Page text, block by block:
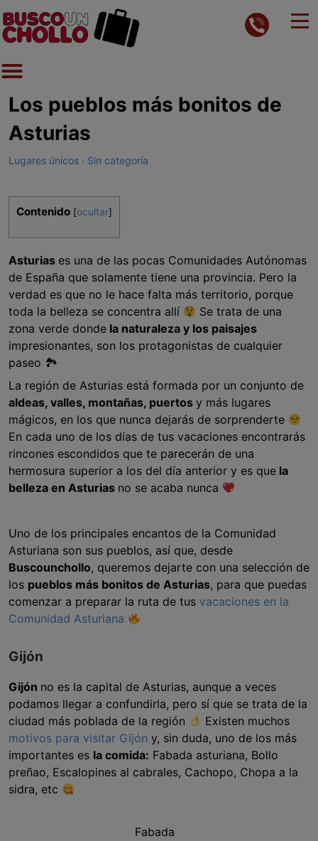
Los pueblos más bonitos de
Asturias
Lugares únicos Sin categoría
Contenido [ocultar]
Asturias es una de las pocas Comunidades Autónomas
de España que solamente tiene una provincia. Pero la
verdad es que no le hace falta más territorio, porque
toda la belleza se concentra allí
Se trata de una
zona verde donde la naturaleza y los paisajes
impresionantes, son los protagonistas de cualquier
paseo 🏞
La región de Asturias está formada por un conjunto de
aldeas, valles, montañas, puertos y más lugares
mágicos, en los que nunca dejarás de sorprenderte
En cada uno de los días de tus vacaciones encontrarás
rincones escondidos que te parecerán de una
hermosura superior a los del día anterior y es que la
belleza en Asturias no se acaba nunca
Uno de los principales encantos de la Comunidad
Asturiana son sus pueblos, así que, desde
Buscounchollo, queremos dejarte con una selección de
los pueblos más bonitos de Asturias, para que puedas
comenzar a preparar la ruta de tus vacaciones en la
Comunidad Asturiana
Gijón
Gijón no es la capital de Asturias, aunque a veces
podamos llegar a confundirla, pero sí que se trata de la
ciudad más poblada de la región
Existen muchos
motivos para visitar Gijón y, sin duda, uno de los más
importantes es la comida: Fabada asturiana, Bollo
preñao, Escalopines al cabrales, Cachopo, Chopa a la
sidra, etc
Fabada